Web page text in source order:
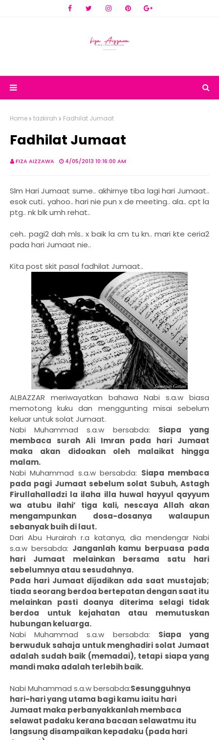
Home tazkirah Fadhilat Jumaat
Fadhilat Jumaat
FIZA AIZZAWA 4/05/2013 10:16:00 AM
Slm Hari Jumaat sume.. akhirnye tiba lagi hari Jumaat..
esok cuti.. yahoo.. hari nie pun x de meeting.. ala.. cpt la
ptg.. nk blk umh rehat..
ceh.. pagi2 dah mls.. x baik la cm tu kn.. mari kte ceria2
pada hari Jumaat nie..
Kita post skit pasal fadhilat Jumaat..
ALBAZZAR meriwayatkan bahawa Nabi s.a.w biasa
memotong kuku dan menggunting misai sebelum
keluar untuk solat Jumaat.
Nabi Muhammad s.a.w bersabda: Siapa yang
membaca surah Ali Imran pada hari Jumaat
maka akan didoakan oleh malaikat hingga
malam.
Nabi Muhammad s.a.w bersabda: Siapa membaca
pada pagi Jumaat sebelum solat Subuh, Astagh
Firullahalladzi la ilaha illa huwal hayyul qayyum
wa atubu ilahi’ tiga kali, nescaya Allah akan
mengampunkan dosa-dosanya walaupun
sebanyak buih di laut.
Dari Abu Hurairah r.a katanya, dia mendengar Nabi
s.a.w bersabda: Janganlah kamu berpuasa pada
hari Jumaat melainkan bersama satu hari
sebelumnya atau sesudahnya.
Pada hari Jumaat dijadikan ada saat mustajab;
tiada seorang berdoa bertepatan dengan saat itu
melainkan pasti doanya diterima selagi tidak
berdoa untuk kejahatan atau memutuskan
hubungan keluarga.
Nabi Muhammad s.a.w bersabda: Siapa yang
berwuduk sahaja untuk menghadiri solat Jumaat
adalah sudah baik (memadai), tetapi siapa yang
mandi maka adalah terlebih baik.
Nabi Muhammad s.a.w bersabda:Sesungguhnya
hari-hari yang utama bagi kamu iaitu hari
Jumaat maka perbanyakkanlah membaca
selawat padaku kerana bacaan selawatmu itu
langsung disampaikan kepadaku (pada hari